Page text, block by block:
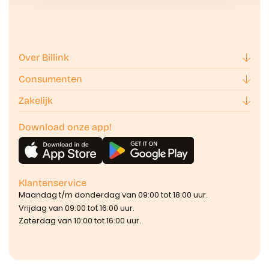
Over Billink
Consumenten
Zakelijk
Download onze app!
Klantenservice
Maandag t/m donderdag van 09:00 tot 18:00 uur.
Vrijdag van 09:00 tot 16:00 uur.
Zaterdag van 10:00 tot 16:00 uur.